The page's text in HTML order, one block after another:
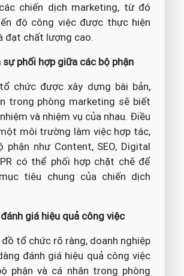
chiến dịch marketing, từ đó
độ công việc được thực hiện
đạt chất lượng cao.
sự phối hợp giữa các bộ phận
chức được xây dựng bài bản,
trong phòng marketing sẽ biết
và nhiệm vụ của nhau. Điều
môi trường làm việc hợp tác,
phận như Content, SEO, Digital
có thể phối hợp chặt chẽ để
tiêu chung của chiến dịch
giá hiệu quả công việc
tổ chức rõ ràng, doanh nghiệp
đánh giá hiệu quả công việc
phận và cá nhân trong phòng